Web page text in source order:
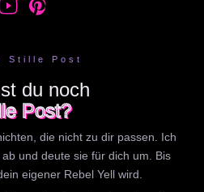
Stille Post
du noch
Post?
die nicht zu dir passen. Ich
und deute sie für dich um. Bis
eigener Rebel Yell wird.